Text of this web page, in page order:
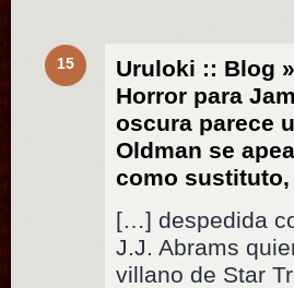
15
Uruloki :: Blog
Horror para
oscura parece
Oldman se
como sustituto,
[…] despedida
J.J. Abrams
villano de Star